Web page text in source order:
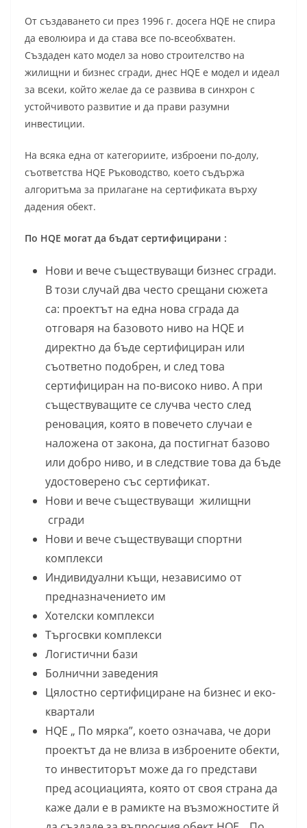
От създаването си през 1996 г. досега HQE не спира
да еволюира и да става все по-всеобхватен.
Създаден като модел за ново строителство на
жилищни и бизнес сгради, днес HQE е модел и идеал
за всеки, който желае да се развива в синхрон с
устойчивото развитие и да прави разумни
инвестиции.
На всяка една от категориите, изброени по-долу,
съответства HQE Ръководство, което съдържа
алгоритъма за прилагане на сертификата върху
дадения обект.
По HQE могат да бъдат сертифицирани :
Нови и вече съществуващи бизнес сгради.
В този случай два често срещани сюжета
са: проектът на една нова сграда да
отговаря на базовото ниво на HQE и
директно да бъде сертифициран или
съответно подобрен, и след това
сертифициран на по-високо ниво. А при
съществуващите се случва често след
реновация, която в повечето случаи е
наложена от закона, да постигнат базово
или добро ниво, и в следствие това да бъде
удостоверено със сертификат.
Нови и вече съществуващи жилищни
сгради
Нови и вече съществуващи спортни
комплекси
Индивидуални къщи, независимо от
предназначението им
Хотелски комплекси
Търгосвки комплекси
Логистични бази
Болнични заведения
Цялостно сертифициране на бизнес и еко-
квартали
HQE „ По мярка”, което означава, че дори
проектът да не влиза в изброените обекти,
то инвеститорът може да го представи
пред асоциацията, която от своя страна да
каже дали е в рамикте на възможностите й